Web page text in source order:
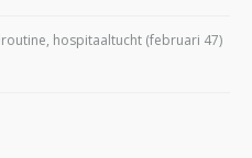
hospitaaltucht (februari 47)